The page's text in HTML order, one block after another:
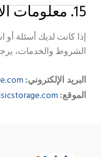
15. معلومات الاتصال
إذا كانت لديك أسئلة
الشروط والخدمات،
البريد الإلكتروني:
الموقع: